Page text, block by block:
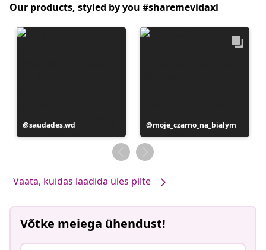
Our products, styled by you #sharemevidaxl
Postitus
avaldatud
saudades.wd
Postitus
avaldatud
moje_czarno_na_bialym
Vaata, kuidas laadida üles pilte
Võtke meiega ühendust!